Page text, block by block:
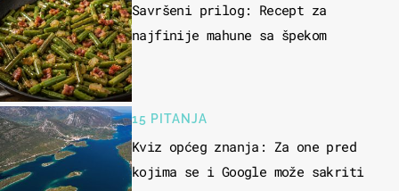
Savršeni prilog: Recept za
najfinije mahune sa špekom
15 PITANJA
Kviz općeg znanja: Za one pred
kojima se i Google može sakriti